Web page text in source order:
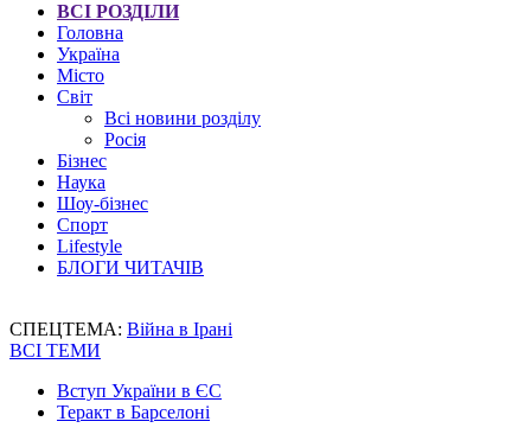
ВСІ РОЗДІЛИ
Головна
Україна
Місто
Світ
Всі новини розділу
Росія
Бізнес
Наука
Шоу-бізнес
Спорт
Lifestyle
БЛОГИ ЧИТАЧІВ
СПЕЦТЕМА: Війна в Ірані
ВСІ ТЕМИ
Вступ України в ЄС
Теракт в Барселоні